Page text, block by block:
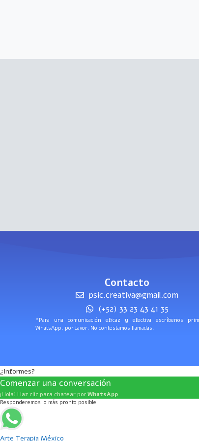
Contacto
psic.creativa@gmail.com
(+52) 33 23 43 41 35
*Para una comunicación eficaz y efectiva escríbenos
WhatsApp, por favor. No contestamos llamadas.
¿Informes?
Comenzar una conversación
¡Hola! Haz clic para chatear porWhatsApp
Responderemos lo más pronto posible
Arte Terapia México